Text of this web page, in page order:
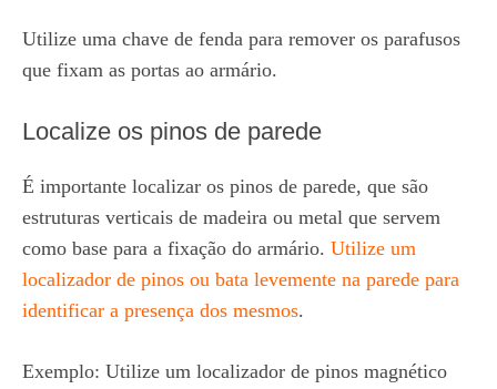
Utilize uma chave de fenda para remover os parafusos
que fixam as portas ao armário.
Localize os pinos de parede
É importante localizar os pinos de parede, que são
estruturas verticais de madeira ou metal que servem
como base para a fixação do armário. Utilize um
localizador de pinos ou bata levemente na parede para
identificar a presença dos mesmos.
Exemplo: Utilize um localizador de pinos magnético